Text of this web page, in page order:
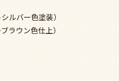
ルバー色塗装）
ラウン色仕上）